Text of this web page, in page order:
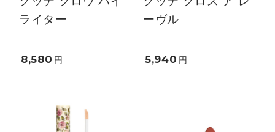
ライター
8,580 円
ーヴル
5,940 円